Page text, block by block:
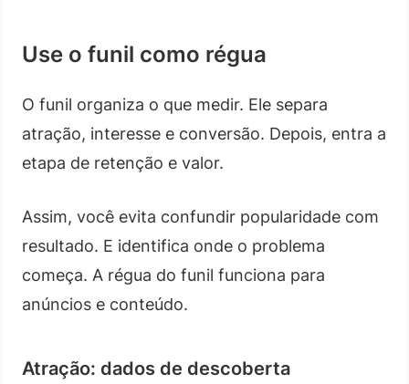
Use o funil como régua
O funil organiza o que medir. Ele separa
atração, interesse e conversão. Depois, entra a
etapa de retenção e valor.
Assim, você evita confundir popularidade com
resultado. E identifica onde o problema
começa. A régua do funil funciona para
anúncios e conteúdo.
Atração: dados de descoberta